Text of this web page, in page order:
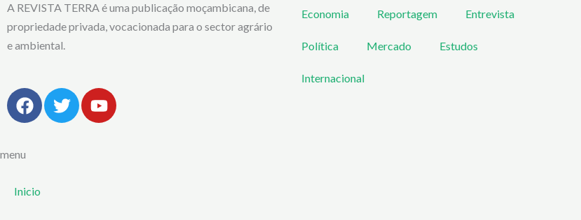
A REVISTA TERRA é uma publicação moçambicana, de
propriedade privada, vocacionada para o sector agrário
e ambiental.
F
a
e
b
o
o
T
w
Y
o
Economia Reportagem Entrevista
Política Mercado Estudos
Internacional
menu
Inicio